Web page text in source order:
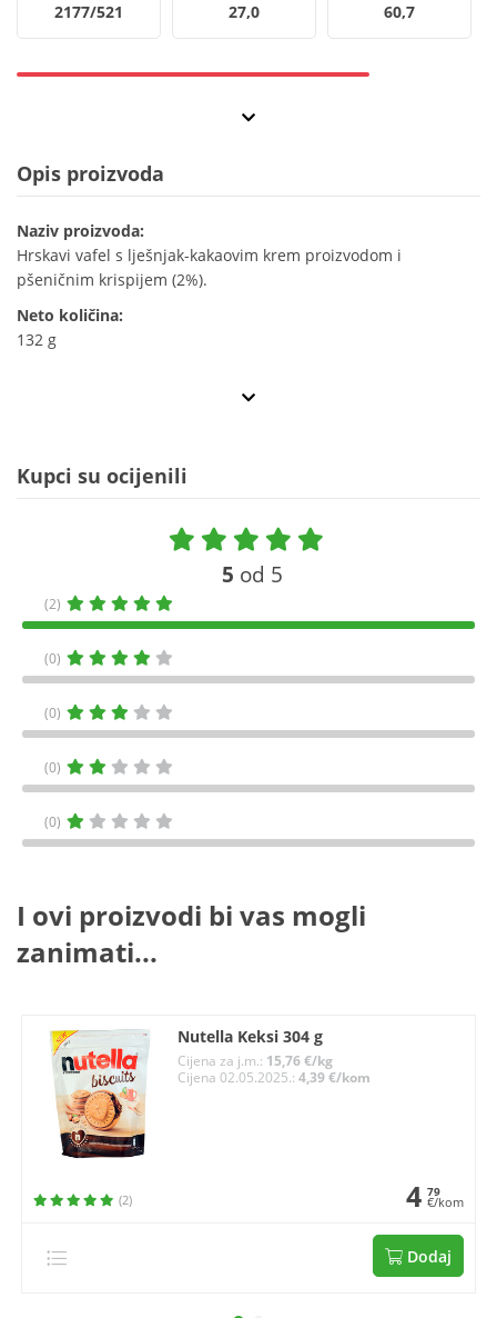
2177/521 27,0 60,7
Opis proizvoda
Naziv proizvoda:
Hrskavi vafel s lješnjak-kakaovim krem proizvodom i
pšeničnim krispijem (2%).
Neto količina:
132 g
Kupci su ocijenili
5 od 5
(2)
(0)
(0)
(0)
(0)
I ovi proizvodi bi vas mogli
zanimati...
Nutella Keksi 304 g
Cijena za j.m.: 15,76 €/kg
Cijena 02.05.2025.:4,39 €/kom
(2) 4 79
€/kom
Dodaj